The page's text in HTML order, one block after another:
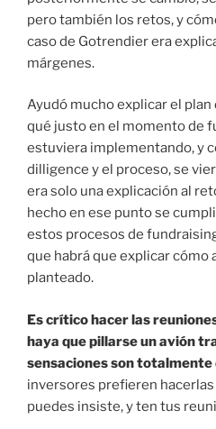
pero también los retos, y
caso de Gotrendier era
márgenes.
Ayudó mucho explicar el
qué justo en el momento de
estuviera implementando, y
dilligence y el proceso, se
era solo una explicación al
hecho en ese punto se
estos procesos de
que habrá que explicar cómo
planteado.
Es crítico hacer las
haya que pillarse un avión
sensaciones son
inversores prefieren
puedes insiste, y ten tus